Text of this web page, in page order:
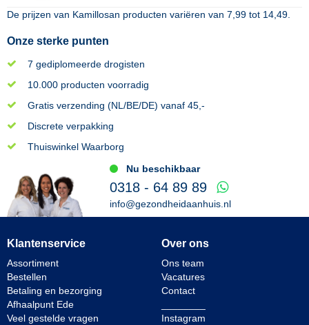
De prijzen van Kamillosan producten variëren van 7,99 tot 14,49
Onze sterke punten
7 gediplomeerde drogisten
10.000 producten voorradig
Gratis verzending (NL/BE/DE) vanaf 45,-
Discrete verpakking
Thuiswinkel Waarborg
Nu beschikbaar
0318 - 64 89 89
info@gezondheidaanhuis.nl
Klantenservice
Assortiment
Bestellen
Betaling en bezorging
Afhaalpunt Ede
Veel gestelde vragen
Over ons
Ons team
Vacatures
Contact
Instagram